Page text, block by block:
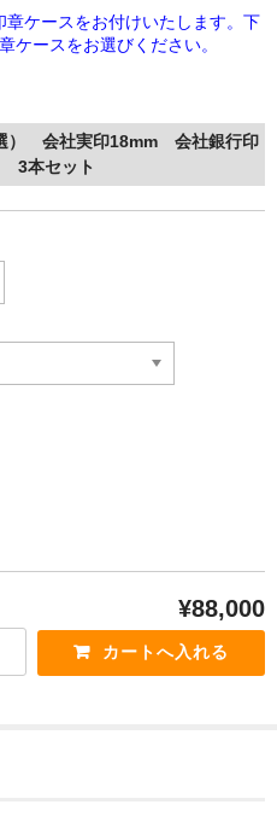
ケースをお付けいたします。下
ケースをお選びください。
） 会社実印18mm 会社銀行印
3本セット
¥88,000